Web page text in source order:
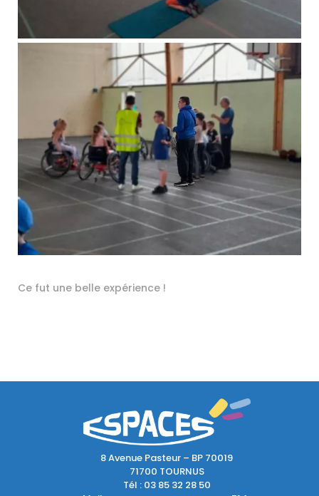
Ce fut une belle expérience !
8 Avenue Pasteur – BP 70019
71700 TOURNUS
Tél : 03 85 32 28 50